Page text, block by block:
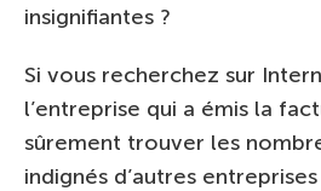
insignifiantes ?
Si vous recherchez sur
l’entreprise qui a émis la
sûrement trouver les
indignés d’autres